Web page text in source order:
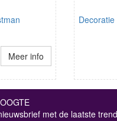
Meer info
met de laatste